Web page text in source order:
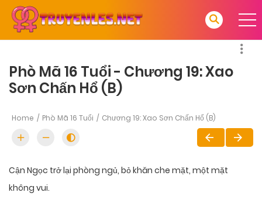
Phò Mã 16 Tuổi - Chương 19: Xao
Sơn Chấn Hổ (B)
Home Phò Mã 16 Tuổi Chương 19: Xao Sơn Chấn Hổ (B)
Cận Ngọc trở lại phòng ngủ, bỏ khăn che mặt, một mặt
không vui.